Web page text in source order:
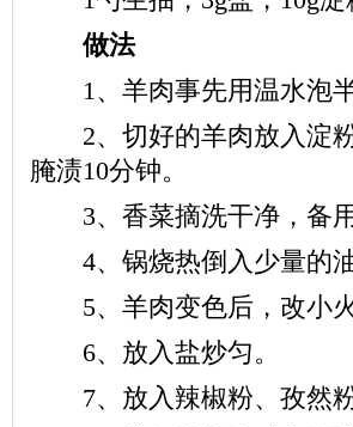
做法
1、羊肉事先用温水泡半
2、切好的羊肉放入淀粉
腌渍10分钟。
3、香菜摘洗干净，备用
4、锅烧热倒入少量的
5、羊肉变色后，改小
6、放入盐炒匀。
7、放入辣椒粉、孜然